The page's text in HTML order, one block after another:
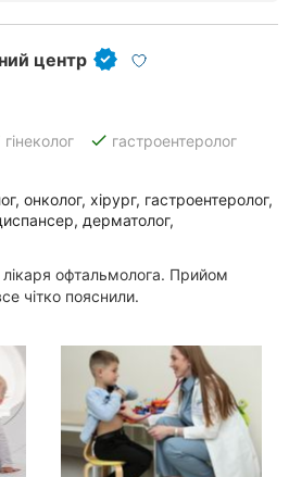
центр
гінеколог done гастроентеролог
онколог, хірург, гастроентеролог,
дерматолог,
лікаря офтальмолога. Прийом
чітко пояснили.